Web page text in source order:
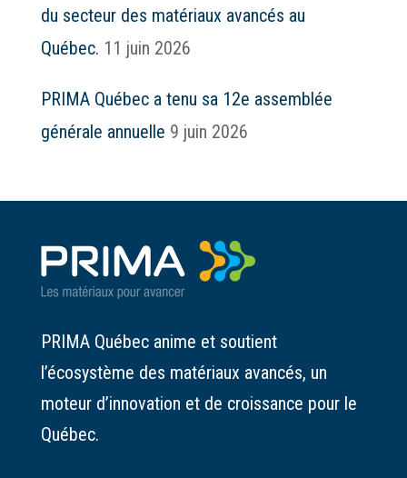
du secteur des matériaux avancés au
Québec. 11 juin 2026
PRIMA Québec a tenu sa 12e assemblée
générale annuelle 9 juin 2026
PRIMA Québec anime et soutient
l’écosystème des matériaux avancés, un
moteur d’innovation et de croissance pour le
Québec.